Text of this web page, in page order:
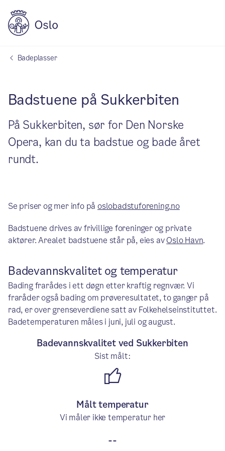
Badeplasser
Badstuene på Sukkerbiten
På Sukkerbiten, sør for Den Norske
Opera, kan du ta badstue og bade året
rundt.
Se priser og mer info påoslobadstuforening.no
Badstuene drives av frivillige foreninger og private
aktører. Arealet badstuene står på, eies avOslo Havn.
Badevannskvalitet og temperatur
Bading frarådes i ett døgn etter kraftig regnvær. Vi
fraråder også bading om prøveresultatet, to ganger på
rad, er over grenseverdiene satt av Folkehelseinstituttet.
Badetemperaturen måles i juni, juli og august.
Badevannskvalitet ved Sukkerbiten
Sist målt:
Målt temperatur
Vi måler ikke temperatur her
--